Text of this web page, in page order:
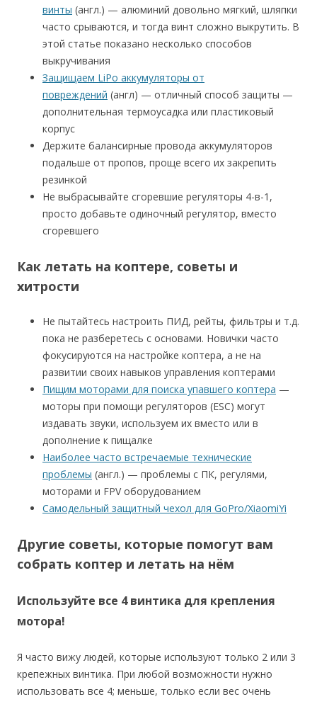
винты (англ.) — алюминий довольно мягкий, шляпки
часто срываются, и тогда винт сложно выкрутить. В
этой статье показано несколько способов
выкручивания
Защищаем LiPo аккумуляторы от
повреждений (англ) — отличный способ защиты —
дополнительная термоусадка или пластиковый
корпус
Держите балансирные провода аккумуляторов
подальше от пропов, проще всего их закрепить
резинкой
Не выбрасывайте сгоревшие регуляторы 4-в-1,
просто добавьте одиночный регулятор, вместо
сгоревшего
Как летать на коптере, советы и
хитрости
Не пытайтесь настроить ПИД, рейты, фильтры и т.д.
пока не разберетесь с основами. Новички часто
фокусируются на настройке коптера, а не на
развитии своих навыков управления коптерами
Пищим моторами для поиска упавшего коптера —
моторы при помощи регуляторов (ESC) могут
издавать звуки, используем их вместо или в
дополнение к пищалке
Наиболее часто встречаемые технические
проблемы (англ.) — проблемы с ПК, регулями,
моторами и FPV оборудованием
Самодельный защитный чехол для GoPro/XiaomiYi
Другие советы, которые помогут вам
собрать коптер и летать на нём
Используйте все 4 винтика для крепления
мотора!
Я часто вижу людей, которые используют только 2 или 3
крепежных винтика. При любой возможности нужно
использовать все 4; меньше, только если вес очень